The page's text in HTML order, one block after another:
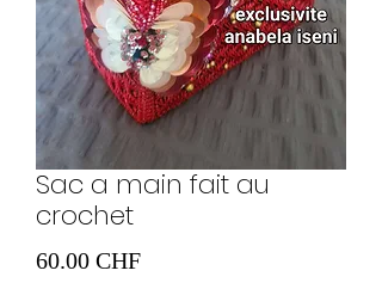
Sac a main fait au
crochet
60.00 CHFPrix